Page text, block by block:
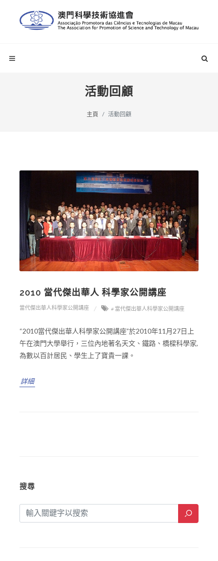
活動回顧
主頁 活動回顧
2010 當代傑出華人 科學家公開講座
當代傑出華人科學家公開講座 # 當代傑出華人科學家公開講座
“2010當代傑出華人科學家公開講座”於2010年11月27日上
午在澳門大學舉行，三位內地著名天文、鐵路、橋樑科學家,
為數以百計居民、學生上了寶貴一課。
詳細
搜尋